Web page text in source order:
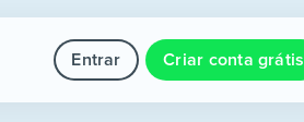
Entrar Criar conta grátis